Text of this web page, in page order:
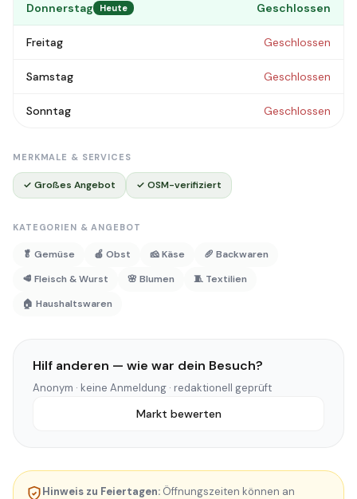
Donnerstag Heute Geschlossen
Freitag Geschlossen
Samstag Geschlossen
Sonntag Geschlossen
MERKMALE & SERVICES
✓ Großes Angebot ✓ OSM-verifiziert
KATEGORIEN & ANGEBOT
🥬 Gemüse 🍎 Obst 🧀 Käse
🥖 Backwaren
🥩 Fleisch & Wurst
🌸 Blumen
🧵 Textilien
🏠 Haushaltswaren
Hilf anderen — wie war dein Besuch?
Anonym · keine Anmeldung · redaktionell geprüft
Markt bewerten
Hinweis zu Feiertagen: Öffnungszeiten können an